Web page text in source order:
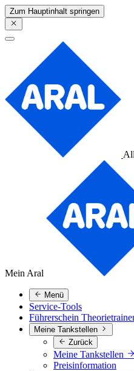
Zum Hauptinhalt springen
Mein Aral
Menü
Service-Tools
Führerschein
Meine Tankstellen
Zurück
Meine Tankstellen
Preisinformation